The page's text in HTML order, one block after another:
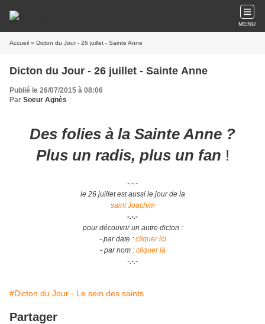
MENU
Accueil » Dicton du Jour - 26 juillet - Sainte Anne
Dicton du Jour - 26 juillet - Sainte Anne
Publié le 26/07/2015 à 08:06
Par Soeur Agnès
Des folies à la Sainte Anne ?
Plus un radis, plus un fan !
-.-.-
le 26 juillet est aussi le jour de la
saint Joachim
-.-.-
pour découvrir un autre dicton :
- par date : cliquer ici
- par nom : cliquer là
-.-.-
#Dicton du Jour - Le sein des saints
Partager